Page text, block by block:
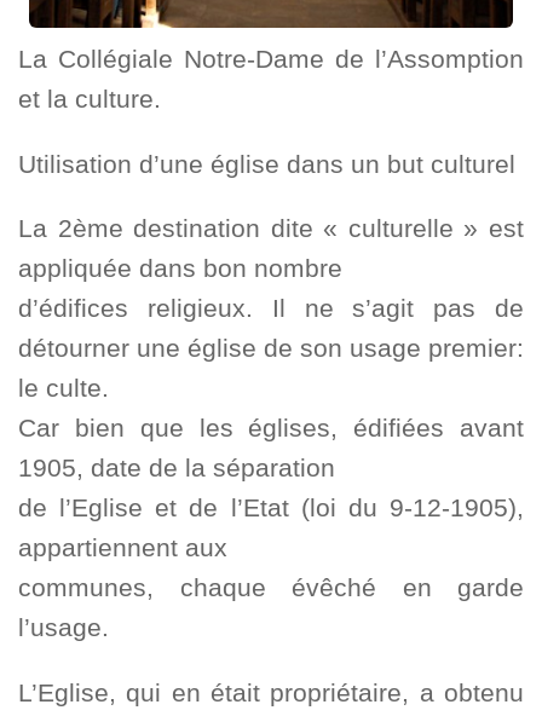
La Collégiale Notre-Dame de l’Assomption
et la culture.
Utilisation d’une église dans un but culturel
La 2ème destination dite « culturelle » est
appliquée dans bon nombre
d’édifices religieux. Il ne s’agit pas de
détourner une église de son usage premier:
le culte.
Car bien que les églises, édifiées avant
1905, date de la séparation
de l’Eglise et de l’Etat (loi du 9-12-1905),
appartiennent aux
communes, chaque évêché en garde
l’usage.
L’Eglise, qui en était propriétaire, a obtenu